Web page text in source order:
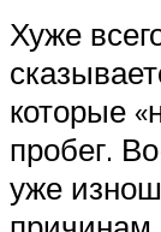
Хуже
которые
пробег.
уже